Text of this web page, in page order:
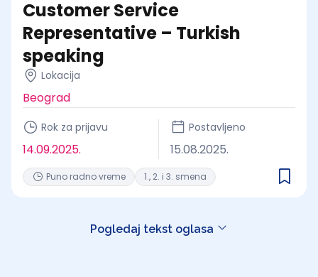
Customer Service
Representative – Turkish
speaking
Lokacija
Beograd
Rok za prijavu
14.09.2025.
Postavljeno
15.08.2025.
Puno radno vreme 1., 2. i 3. smena
Pogledaj tekst oglasa